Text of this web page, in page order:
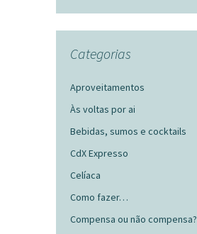
Categorias
Aproveitamentos
Às voltas por ai
Bebidas, sumos e cocktails
CdX Expresso
Celíaca
Como fazer…
Compensa ou não compensa?